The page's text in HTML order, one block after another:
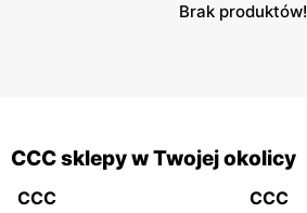
Brak produktów!
CCC sklepy w Twojej okolicy
CCC CCC